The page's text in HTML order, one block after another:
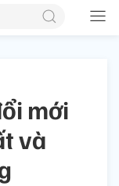
mới
và